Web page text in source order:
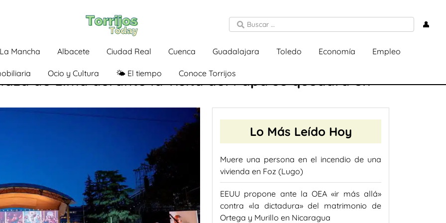
👤
Mancha Albacete Ciudad Real Cuenca Guadalajara Toledo Economía Empleo
Ocio y Cultura 🌤️ El tiempo Conoce Torrijos
de Lima durante la visita del Papa se quedará en
Lo Más Leído Hoy
Muere una persona en el incendio de una
vivienda en Foz (Lugo)
EEUU propone ante la OEA «ir más allá»
contra «la dictadura» del matrimonio de
Ortega y Murillo en Nicaragua